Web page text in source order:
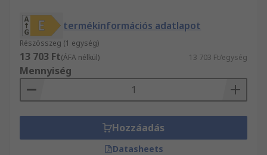
termékinformációs adatlapot
Részösszeg (1 egység)
13 703 Ft(ÁFA nélkül) 13 703 Ft/egység
Mennyiség
Hozzáadás
Datasheets